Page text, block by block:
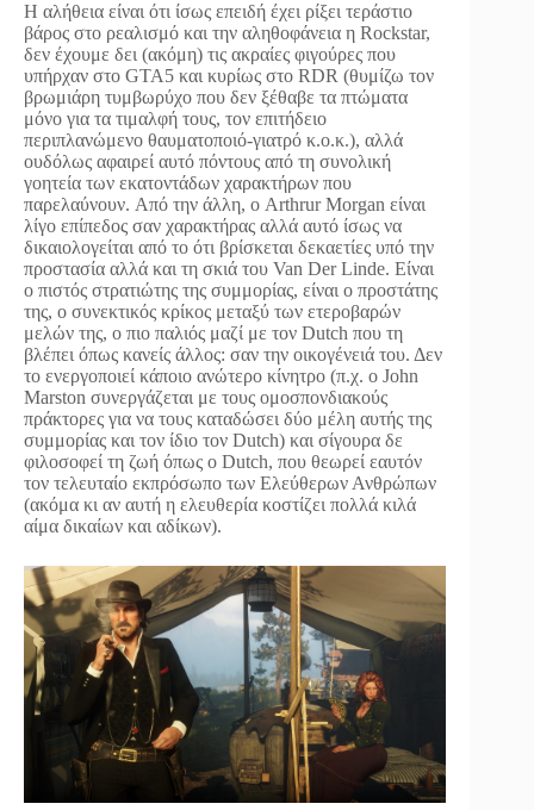
Η αλήθεια είναι ότι ίσως επειδή έχει ρίξει τεράστιο
βάρος στο ρεαλισμό και την αληθοφάνεια η Rockstar,
δεν έχουμε δει (ακόμη) τις ακραίες φιγούρες που
υπήρχαν στο GTA5 και κυρίως στο RDR (θυμίζω τον
βρωμιάρη τυμβωρύχο που δεν ξέθαβε τα πτώματα
μόνο για τα τιμαλφή τους, τον επιτήδειο
περιπλανώμενο θαυματοποιό-γιατρό κ.ο.κ.), αλλά
ουδόλως αφαιρεί αυτό πόντους από τη συνολική
γοητεία των εκατοντάδων χαρακτήρων που
παρελαύνουν. Από την άλλη, ο Arthrur Morgan είναι
λίγο επίπεδος σαν χαρακτήρας αλλά αυτό ίσως να
δικαιολογείται από το ότι βρίσκεται δεκαετίες υπό την
προστασία αλλά και τη σκιά του Van Der Linde. Είναι
ο πιστός στρατιώτης της συμμορίας, είναι ο προστάτης
της, ο συνεκτικός κρίκος μεταξύ των ετεροβαρών
μελών της, ο πιο παλιός μαζί με τον Dutch που τη
βλέπει όπως κανείς άλλος: σαν την οικογένειά του. Δεν
το ενεργοποιεί κάποιο ανώτερο κίνητρο (π.χ. ο John
Marston συνεργάζεται με τους ομοσπονδιακούς
πράκτορες για να τους καταδώσει δύο μέλη αυτής της
συμμορίας και τον ίδιο τον Dutch) και σίγουρα δε
φιλοσοφεί τη ζωή όπως ο Dutch, που θεωρεί εαυτόν
τον τελευταίο εκπρόσωπο των Ελεύθερων Ανθρώπων
(ακόμα κι αν αυτή η ελευθερία κοστίζει πολλά κιλά
αίμα δικαίων και αδίκων).